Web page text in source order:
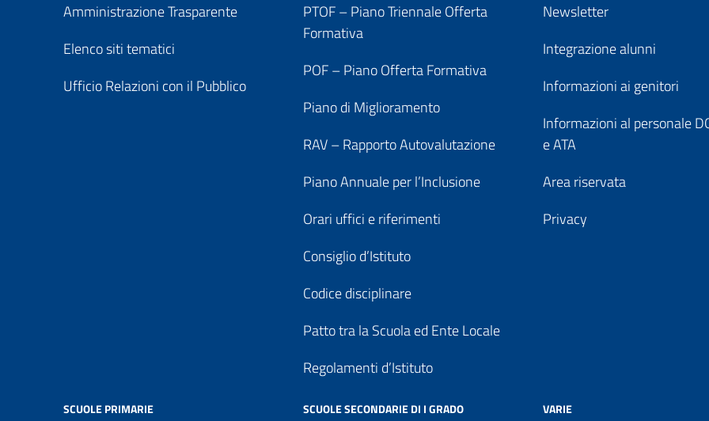
Amministrazione Trasparente
Elenco siti tematici
Ufficio Relazioni con il Pubblico
PTOF – Piano Triennale Offerta
Formativa
POF – Piano Offerta Formativa
Piano di Miglioramento
RAV – Rapporto Autovalutazione
Piano Annuale per l’Inclusione
Orari uffici e riferimenti
Consiglio d’Istituto
Codice disciplinare
Patto tra la Scuola ed Ente Locale
Regolamenti d’Istituto
Newsletter
Integrazione alunni
Informazioni ai genitori
Informazioni al personale
e ATA
Area riservata
Privacy
SCUOLE PRIMARIE SCUOLE SECONDARIE DI I GRADO VARIE